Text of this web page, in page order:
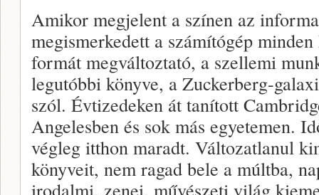
Amikor megjelent a színen az
megismerkedett a számítógép
formát megváltoztató, a szellemi
legutóbbi könyve, a Zuckerberg-
szól. Évtizedeken át tanított
Angelesben és sok más egyetemen.
végleg itthon maradt. Változatlanul
könyveit, nem ragad bele a múltba,
irodalmi, zenei, művészeti világ